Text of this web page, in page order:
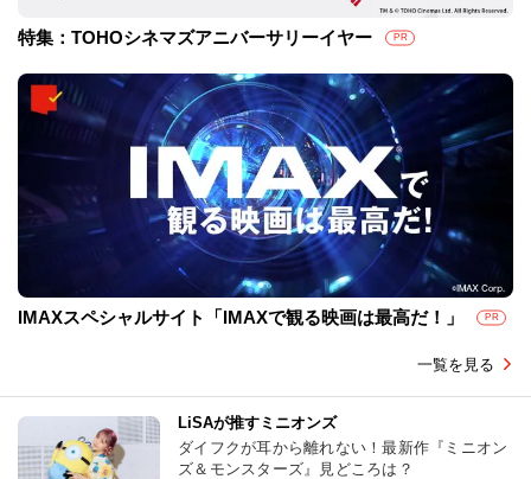
特集：TOHOシネマズアニバーサリーイヤー PR
IMAXスペシャルサイト「IMAXで観る映画は最高だ！」 PR
一覧を見る
LiSAが推すミニオンズ
ダイフクが耳から離れない！最新作『ミニオン
ズ＆モンスターズ』見どころは？